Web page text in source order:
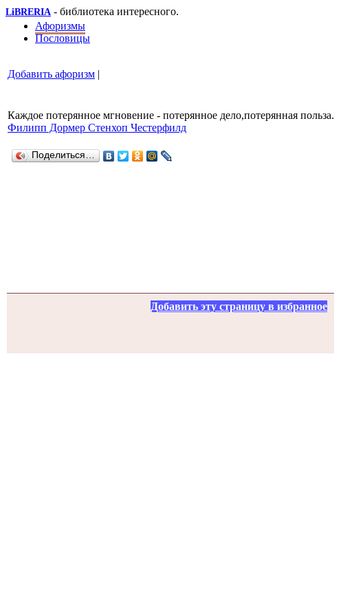
LiBRERIA - библиотека интересного.
Афоризмы
Пословицы
Добавить афоризм |
Каждое потерянное мгновение - потерянное дело,потерянная польза.
Филипп Дормер Стенхоп Честерфилд
Поделиться…
Добавить эту страницу в избранное